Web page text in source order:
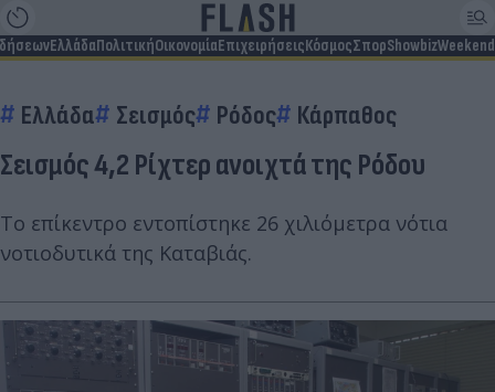
ΕλλάδαΠολιτικήΟικονομίαΕπιχειρήσειςΚόσμοςΣπορShowbizWeekend
Ελλάδα Σεισμός Ρόδος Κάρπαθος
Σεισμός 4,2 Ρίχτερ ανοιχτά της Ρόδου
Το επίκεντρο εντοπίστηκε 26 χιλιόμετρα νότια
νοτιοδυτικά της Καταβιάς.